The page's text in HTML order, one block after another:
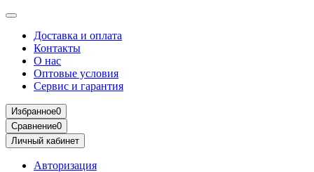
Доставка и оплата
Контакты
О нас
Оптовые условия
Сервис и гарантия
Избранное0
Сравнение0
Личный кабинет
Авторизация